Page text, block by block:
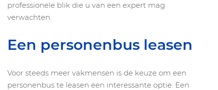
professionele blik die u van een expert mag
verwachten.
Een personenbus leasen
Voor steeds meer vakmensen is de keuze om een
personenbus te leasen een interessante optie. Een